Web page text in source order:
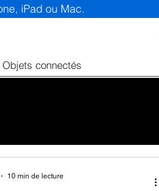
iPad ou Mac.
Objets connectés
10 min de lecture